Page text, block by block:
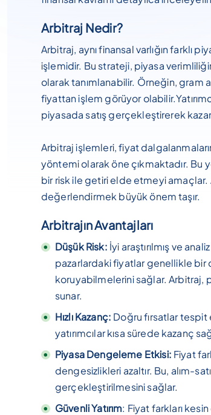
Arbitraj Nedir?
Arbitraj, aynı finansal varlığın farklı
işlemidir. Bu strateji, piyasa
olarak tanımlanabilir. Örneğin, gram
fiyattan işlem görüyor
piyasada satış gerçekleştirerek
Arbitraj işlemleri, fiyat
yöntemi olarak öne çıkmaktadır.
bir risk ile getiri elde etmeyi amaçlar.
değerlendirmek büyük önem taşır.
Arbitrajın Avantajları
Düşük Risk: İyi araştırılmış ve
pazarlardaki fiyatlar genellikle bir
koruyabilmelerini sağlar. Arbitraj,
sunar.
Hızlı Kazanç: Doğru fırsatlar tespit
yatırımcılar kısa sürede kazanç
Piyasa Dengeleme Etkisi: Fiyat
dengesizlikleri azaltır. Bu, alım-
gerçekleştirilmesini sağlar.
Güvenli Yatırım: Fiyat farkları